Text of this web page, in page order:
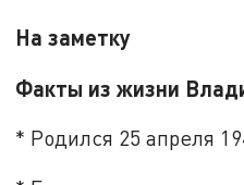
На заметку
Факты из жизни
* Родился 25 апреля